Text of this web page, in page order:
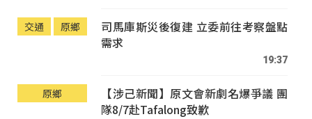
交通 原鄉
司馬庫斯災後復建 立委前往考察盤點
需求
19:37
原鄉
【涉己新聞】原文會新劇名爆爭議 團
隊8/7赴Tafalong致歉